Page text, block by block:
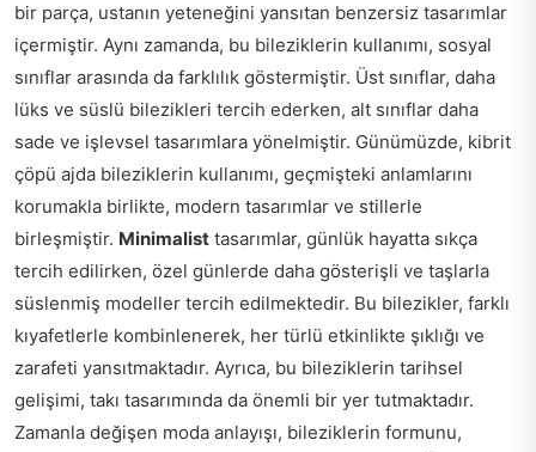
bir parça, ustanın yeteneğini yansıtan benzersiz tasarımlar
içermiştir. Aynı zamanda, bu bileziklerin kullanımı, sosyal
sınıflar arasında da farklılık göstermiştir. Üst sınıflar, daha
lüks ve süslü bilezikleri tercih ederken, alt sınıflar daha
sade ve işlevsel tasarımlara yönelmiştir. Günümüzde, kibrit
çöpü ajda bileziklerin kullanımı, geçmişteki anlamlarını
korumakla birlikte, modern tasarımlar ve stillerle
birleşmiştir. Minimalist tasarımlar, günlük hayatta sıkça
tercih edilirken, özel günlerde daha gösterişli ve taşlarla
süslenmiş modeller tercih edilmektedir. Bu bilezikler, farklı
kıyafetlerle kombinlenerek, her türlü etkinlikte şıklığı ve
zarafeti yansıtmaktadır. Ayrıca, bu bileziklerin tarihsel
gelişimi, takı tasarımında da önemli bir yer tutmaktadır.
Zamanla değişen moda anlayışı, bileziklerin formunu,